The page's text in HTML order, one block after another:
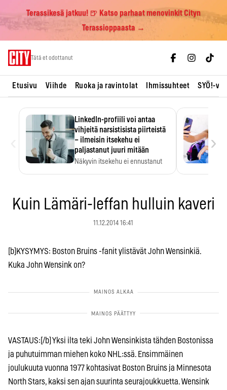
Terassikesä jatkuu! 🍺 Katso parhaat menovinkit Cityn
Terassioppaasta →
Tätä et odottanut
Etusivu Viihde Ruoka ja ravintolat Ihmissuhteet SYÖ!-
LinkedIn-profiili voi antaa
vihjeitä narsistisista piirteistä
– ilmeisin itsekehu ei
paljastanut juuri mitään
Näkyvin itsekehu ei ennustanut
›
Kuin Lämäri-leffan hulluin kaveri
11.12.2014 16:41
[b]KYSYMYS: Boston Bruins -fanit ylistävät John Wensinkiä.
Kuka John Wensink on?
VASTAUS:[/b] Yksi ilta teki John Wensinkista tähden Bostonissa
ja puhutuimman miehen koko NHL:ssä. Ensimmäinen
joulukuuta vuonna 1977 kohtasivat Boston Bruins ja Minnesota
North Stars, kaksi sen ajan suurinta seurajoukkuetta. Wensink